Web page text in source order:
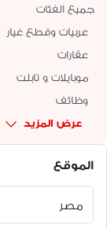
جميع الفئات
عربيات وقطع غيار
عقارات
موبايلات و تابلت
وظائف
عرض المزيد
الموقع